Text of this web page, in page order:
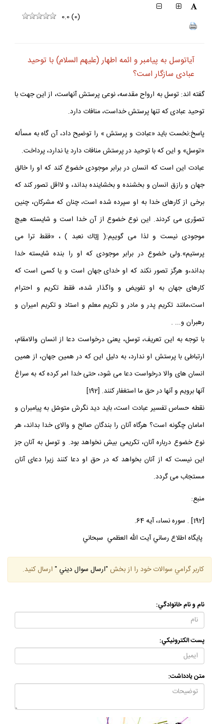
0.0(0)
آياتوسل به پيامبر و ائمه اطهار (عليهم السلام) با توحيد
عبادى سازگار است؟
گفته اند: توسل به ارواح مقدسه، نوعى پرستش آنهاست، از اين جهت با
توحيد عبادى كه تنها پرستش خداست، منافات دارد.
پاسخ:نخست بايد «عبادت و پرستش » را توضيح داد، آن گاه به مسأله
«توسل» و اين كه با توحيد در پرستش منافات دارد يا ندارد، پرداخت.
عبادت اين است كه انسان در برابر موجودى خضوع كند كه او را خالق
جهان و رازق انسان و بخشنده و بخشاينده بداند، و لااقل تصور كند كه
برخى از كارهاى خدا به او سپرده شده است، چنان كه مشركان، چنين
تصوّرى مى كردند. اين نوع خضوع از آن خدا است و شايسته هيچ
موجودى نيست و لذا مى گوييم:( إيّاك نعبد ) ، «فقط ترا مى
پرستيم».ولى خضوع در برابر موجودى كه او را بنده شايسته خدا
بداند،و هرگز تصور نكند كه او خداى جهان است و يا كسى است كه
كارهاى جهان به او تفويض و واگذار شده، فقط تكريم و احترام
است،مانند تكريم پدر و مادر و تكريم معلم و استاد و تكريم اميران و
رهبران و... .
با توجه به اين تعريف، توسل، يعنى درخواست دعا از انسان والامقام،
ارتباطى با پرستش او ندارد، به دليل اين كه در همين جهان، از همين
انسان هاى والا درخواست دعا مى شود، حتى خدا امر كرده كه به سراغ
آنها برويم و آنها در حق ما استغفار كنند. [192]
نقطه حساس تفسير عبادت است، بايد ديد نگرش متوسّل به پيامبران و
امامان چگونه است؟ هرگاه آنان را بندگان صالح و والاى خدا بداند، هر
نوع خضوع درباره آنان، تكريمى بيش نخواهد بود. و توسل به آنان جز
اين نيست كه از آنان بخواهد كه در حق او دعا كنند زيرا دعاى آنان
مستجاب مى گردد.
منبع:
[192] . سوره نساء، آيه 64.
پايگاه اطلاع رساني آيت الله العظمي سبحاني
كاربر گرامي سوالات خود را از بخش "ارسال سوال ديني " ارسال كنيد.
نام و نام خانوادگي:
پست الكترونيكي:
متن يادداشت: